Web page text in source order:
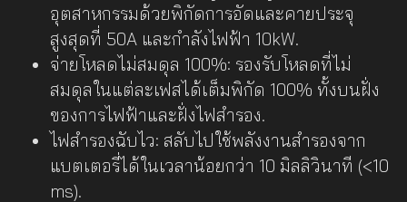
อุตสาหกรรมด้วยพิกัดการอัดและคายประจุ
สูงสุดที่ 50A และกำลังไฟฟ้า 10kW.
จ่ายโหลดไม่สมดุล 100%: รองรับโหลดที่ไม่
สมดุลในแต่ละเฟสได้เต็มพิกัด 100% ทั้งบนฝั่ง
ของการไฟฟ้าและฝั่งไฟสำรอง.
ไฟสำรองฉับไว: สลับไปใช้พลังงานสำรองจาก
แบตเตอรี่ได้ในเวลาน้อยกว่า 10 มิลลิวินาที (<10
ms).